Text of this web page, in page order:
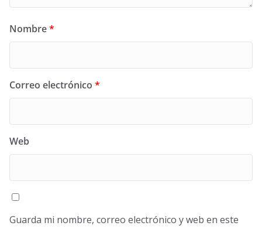
Nombre*
Correo electrónico *
Web
Guarda mi nombre, correo electrónico y web en este